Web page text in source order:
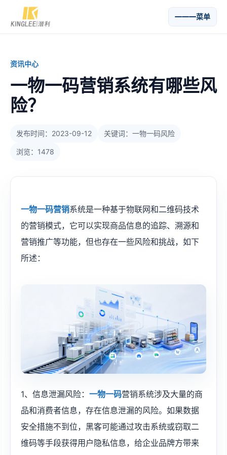
菜单
资讯中心
一物一码营销系统有哪些风
险？
发布时间：2023-09-12 关键词：一物一码风险
浏览：1478
一物一码营销系统是一种基于物联网和二维码技术
的营销模式，它可以实现商品信息的追踪、溯源和
营销推广等功能，但也存在一些风险和挑战，如下
所述：
1、信息泄漏风险： 一物一码营销系统涉及大量的商
品和消费者信息，存在信息泄漏的风险。如果数据
安全措施不到位，黑客可能通过攻击系统或窃取二
维码等手段获得用户隐私信息，给企业品牌方带来